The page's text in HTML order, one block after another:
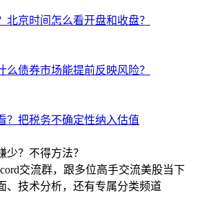
北京时间怎么看开盘和收盘？
么债券市场能提前反映风险？
？把税务不确定性纳入估值
少？不得方法？
交流群，跟多位高手交流美股当下
、技术分析，还有专属分类频道